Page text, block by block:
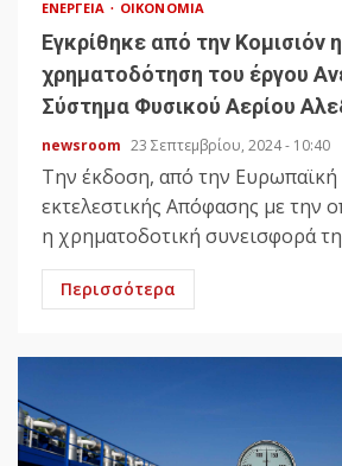
ΕΝΈΡΓΕΙΑ ΟΙΚΟΝΟΜΊΑ
Eγκρίθηκε από την Κομισιόν η
χρηματοδότηση του έργου
Σύστημα Φυσικού Αερίου
newsroom 23 Σεπτεμβρίου, 2024 - 10:40
Την έκδοση, από την Ευρωπαϊκή
εκτελεστικής Απόφασης με την
η χρηματοδοτική συνεισφορά
Περισσότερα